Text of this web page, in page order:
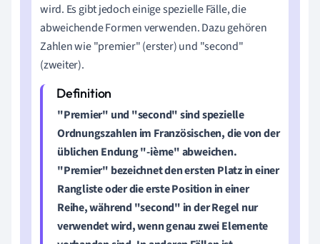
wird. Es gibt jedoch einige spezielle Fälle, die
abweichende Formen verwenden. Dazu gehören
Zahlen wie "premier" (erster) und "second"
(zweiter).
"Premier" und "second" sind spezielle
Ordnungszahlen im Französischen, die von der
üblichen Endung "-ième" abweichen.
"Premier" bezeichnet den ersten Platz in einer
Rangliste oder die erste Position in einer
Reihe, während "second" in der Regel nur
verwendet wird, wenn genau zwei Elemente